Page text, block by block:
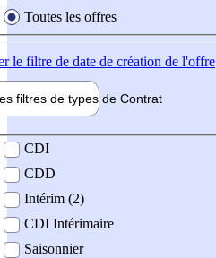
Toutes les offres
le filtre de date de création de l'offre
filtres de types de Contrat
contrat
CDI
CDD
Intérim (2)
CDI Intérimaire
Saisonnier